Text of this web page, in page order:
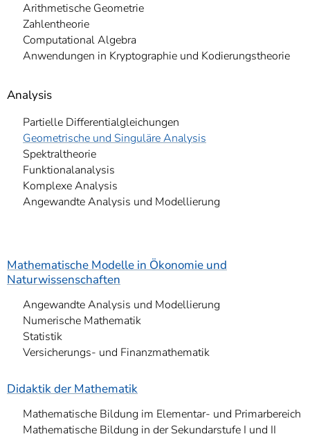
Arithmetische Geometrie
Zahlentheorie
Computational Algebra
Anwendungen in Kryptographie und Kodierungstheorie
Analysis
Partielle Differentialgleichungen
Geometrische und Singuläre Analysis
Spektraltheorie
Funktionalanalysis
Komplexe Analysis
Angewandte Analysis und Modellierung
Mathematische Modelle in Ökonomie und
Naturwissenschaften
Angewandte Analysis und Modellierung
Numerische Mathematik
Statistik
Versicherungs- und Finanzmathematik
Didaktik der Mathematik
Mathematische Bildung im Elementar- und Primarbereich
Mathematische Bildung in der Sekundarstufe I und II